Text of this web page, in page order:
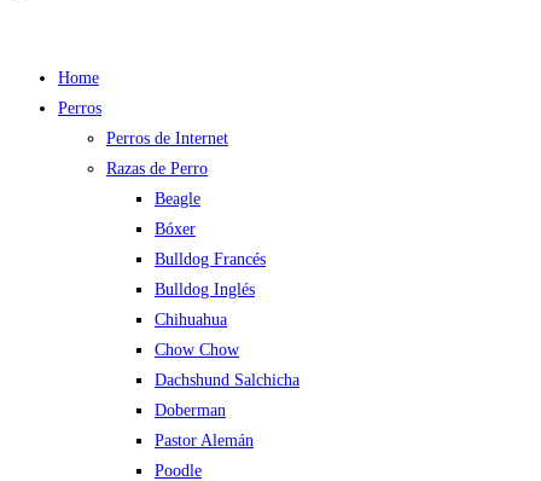
Home
Perros
Perros de Internet
Razas de Perro
Beagle
Bóxer
Bulldog Francés
Bulldog Inglés
Chihuahua
Chow Chow
Dachshund Salchicha
Doberman
Pastor Alemán
Poodle